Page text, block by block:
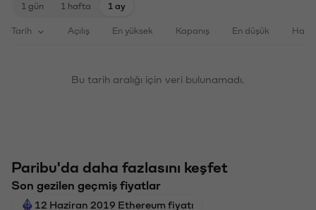
1 gün 1 hafta 1 ay
Tarih Açılış En yüksek Kapanış En düşük
Bu tarih aralığı için veri bulunamadı.
Paribu'da daha fazlasını keşfet
Son gezilen geçmiş fiyatlar
12 Haziran 2019 Ethereum fiyatı